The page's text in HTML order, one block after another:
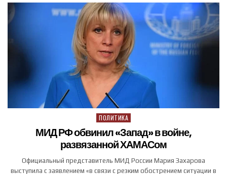
Posted in
ПОЛИТИКА
МИД РФ обвинил «Запад» в войне,
развязанной ХАМАСом
Официальный представитель МИД России Мария Захарова
выступила с заявлением «в связи c резким обострением ситуации в